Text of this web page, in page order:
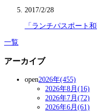
2017/2/28
「ランチパスポート
一覧
アーカイブ
open2026年(455)
2026年8月(16)
2026年7月(72)
2026年6月(61)